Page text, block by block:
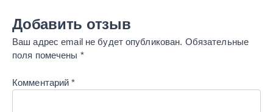
Добавить отзыв
Ваш адрес email не будет опубликован. Обязательные
поля помечены *
Комментарий*